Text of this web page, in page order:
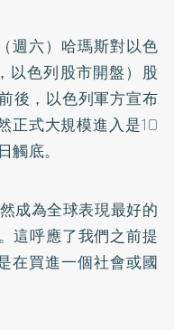
週六）哈瑪斯對以色
以色列股市開盤）股
後，以色列軍方宣布
正式大規模進入是10
底。
成為全球表現最好的
這呼應了我們之前提
在買進一個社會或國